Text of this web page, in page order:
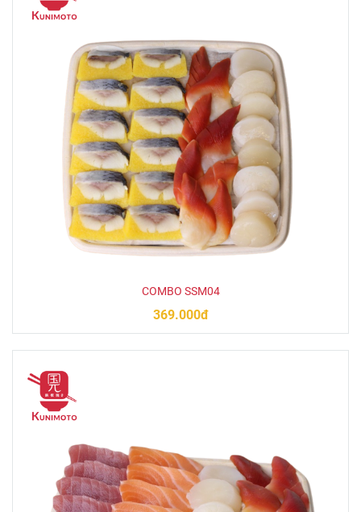
COMBO SSM04
369.000đ